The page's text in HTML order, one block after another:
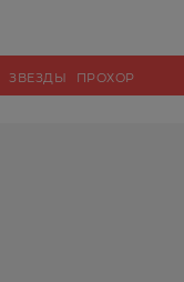
ЗВЕЗДЫ
ПРОХОР